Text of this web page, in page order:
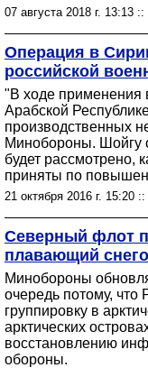
07 августа 2018 г. 13:13 ::
Операция в
российской
"В ходе применения
Арабской
производственных
Минобороны. Шойгу
будет рассмотрено,
приняты по
21 октября 2016 г. 15:20 ::
Северный флот
плавающий
Минобороны
очередь потому,
группировку в
арктических
восстановлению
обороны.